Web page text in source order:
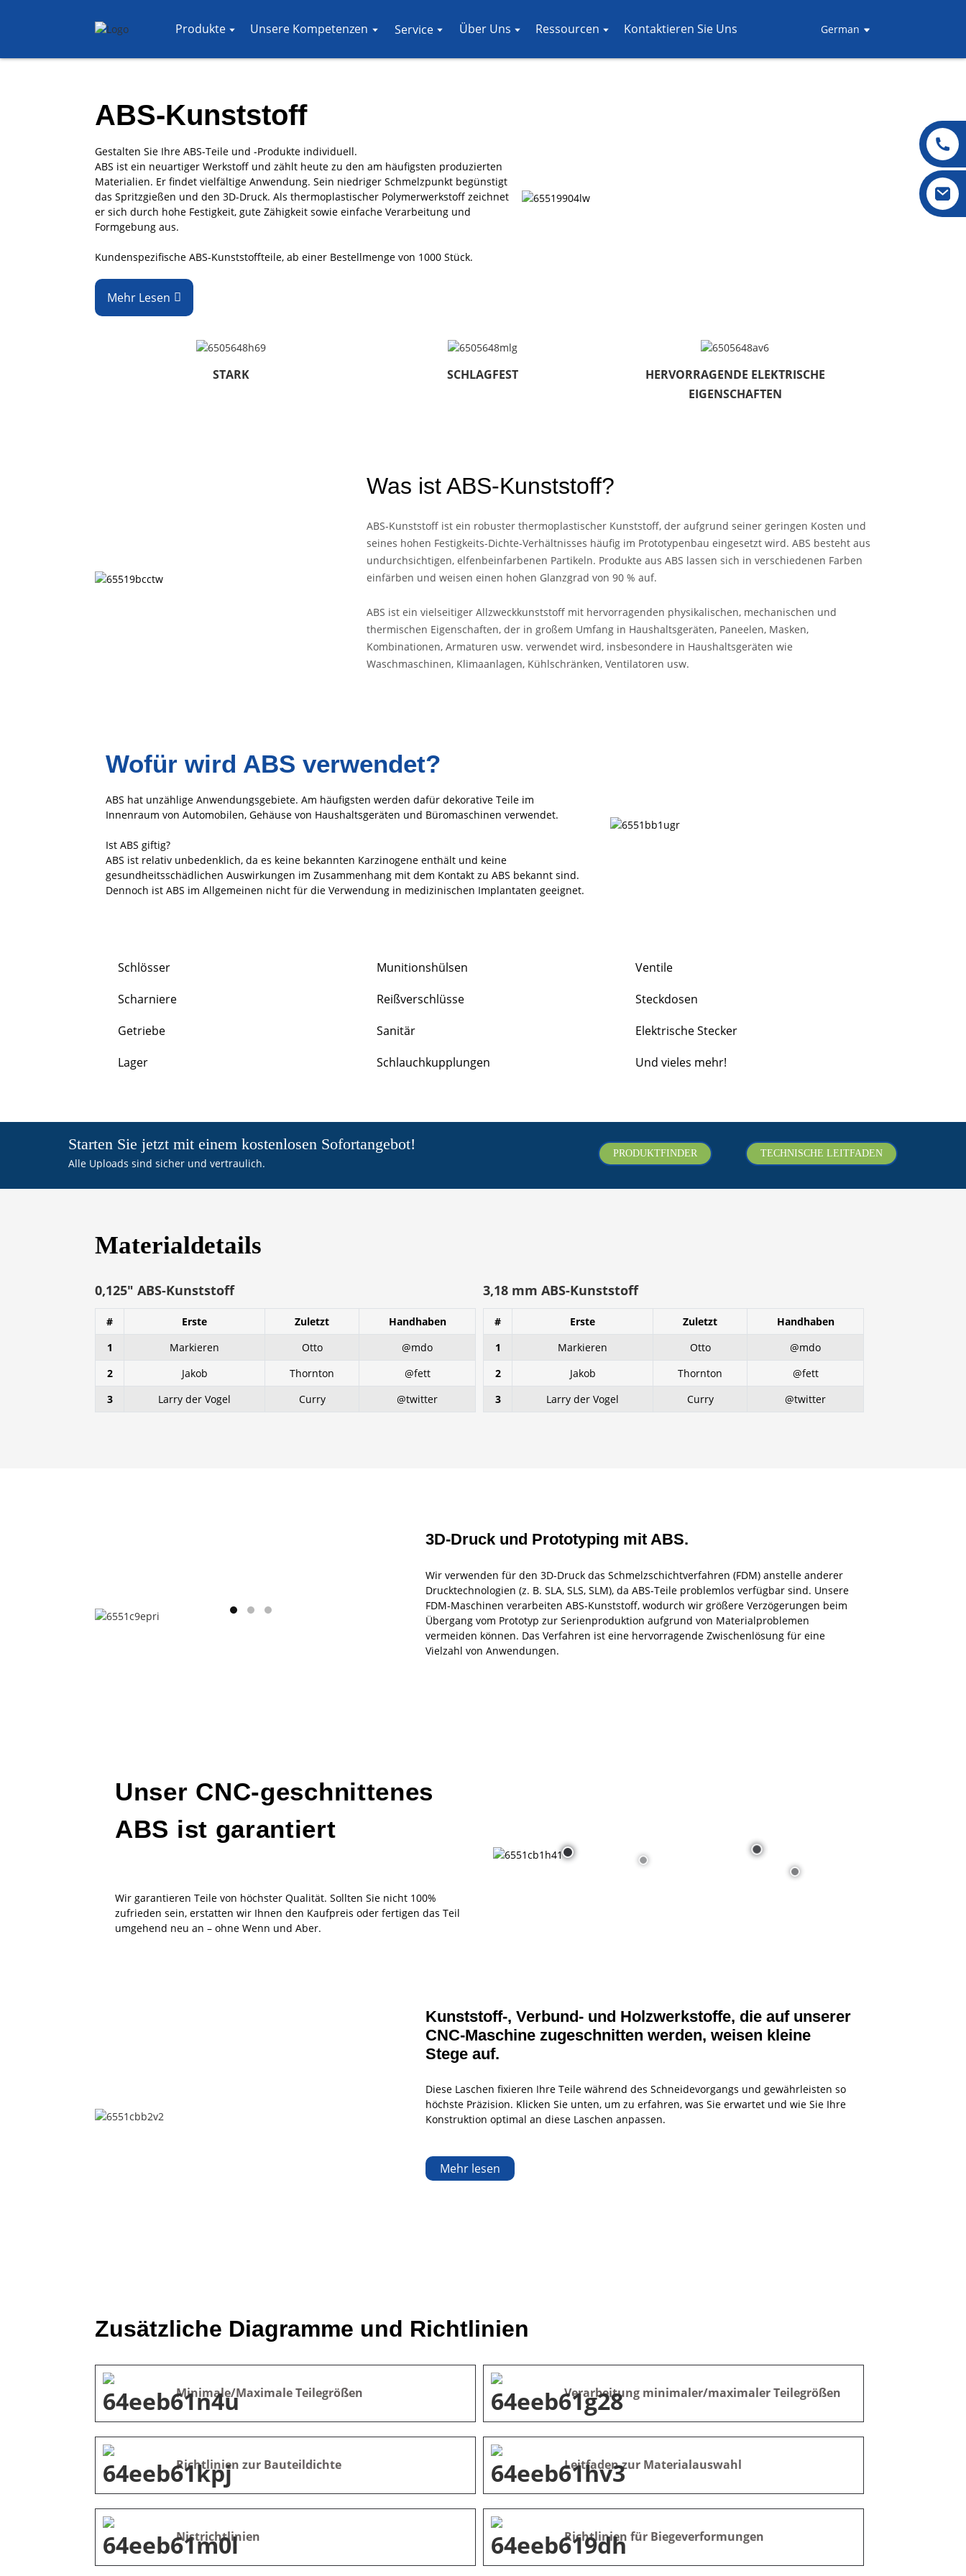
Produkte Unsere Kompetenzen Service Über Uns Ressourcen Kontaktieren Sie Uns German
ABS-Kunststoff
Gestalten Sie Ihre ABS-Teile und -Produkte individuell.
ABS ist ein neuartiger Werkstoff und zählt heute zu den am häufigsten produzierten
Materialien. Er findet vielfältige Anwendung. Sein niedriger Schmelzpunkt begünstigt
das Spritzgießen und den 3D-Druck. Als thermoplastischer Polymerwerkstoff zeichnet
er sich durch hohe Festigkeit, gute Zähigkeit sowie einfache Verarbeitung und
Formgebung aus.
Kundenspezifische ABS-Kunststoffteile, ab einer Bestellmenge von 1000 Stück.
Mehr Lesen
STARK SCHLAGFEST
HERVORRAGENDE ELEKTRISCHE
EIGENSCHAFTEN
Was ist ABS-Kunststoff?
ABS-Kunststoff ist ein robuster thermoplastischer Kunststoff, der aufgrund seiner geringen Kosten und
seines hohen Festigkeits-Dichte-Verhältnisses häufig im Prototypenbau eingesetzt wird. ABS besteht aus
undurchsichtigen, elfenbeinfarbenen Partikeln. Produkte aus ABS lassen sich in verschiedenen Farben
einfärben und weisen einen hohen Glanzgrad von 90 % auf.
ABS ist ein vielseitiger Allzweckkunststoff mit hervorragenden physikalischen, mechanischen und
thermischen Eigenschaften, der in großem Umfang in Haushaltsgeräten, Paneelen, Masken,
Kombinationen, Armaturen usw. verwendet wird, insbesondere in Haushaltsgeräten wie
Waschmaschinen, Klimaanlagen, Kühlschränken, Ventilatoren usw.
Wofür wird ABS verwendet?
ABS hat unzählige Anwendungsgebiete. Am häufigsten werden dafür dekorative Teile im
Innenraum von Automobilen, Gehäuse von Haushaltsgeräten und Büromaschinen verwendet.
Ist ABS giftig?
ABS ist relativ unbedenklich, da es keine bekannten Karzinogene enthält und keine
gesundheitsschädlichen Auswirkungen im Zusammenhang mit dem Kontakt zu ABS bekannt sind.
Dennoch ist ABS im Allgemeinen nicht für die Verwendung in medizinischen Implantaten geeignet.
Schlösser
Scharniere
Getriebe
Lager
Munitionshülsen
Reißverschlüsse
Sanitär
Schlauchkupplungen
Ventile
Steckdosen
Elektrische Stecker
Und vieles mehr!
Starten Sie jetzt mit einem kostenlosen Sofortangebot!
Alle Uploads sind sicher und vertraulich.
PRODUKTFINDER TECHNISCHE LEITFADEN
Materialdetails
0,125″ ABS-Kunststoff
# Erste Zuletzt
Handhaben
1
Markieren Otto
@mdo
2
Jakob Thornton
@fett
3
Larry der Vogel Curry @twitter
3,18 mm ABS-Kunststoff
# Erste Zuletzt
Handhaben
1
Markieren Otto
@mdo
2
Jakob Thornton
@fett
3
Larry der Vogel Curry @twitter
3D-Druck und Prototyping mit ABS.
Wir verwenden für den 3D-Druck das Schmelzschichtverfahren (FDM) anstelle anderer
Drucktechnologien (z. B. SLA, SLS, SLM), da ABS-Teile problemlos verfügbar sind. Unsere
FDM-Maschinen verarbeiten ABS-Kunststoff, wodurch wir größere Verzögerungen beim
Übergang vom Prototyp zur Serienproduktion aufgrund von Materialproblemen
vermeiden können. Das Verfahren ist eine hervorragende Zwischenlösung für eine
Vielzahl von Anwendungen.
Unser CNC-geschnittenes
ABS ist garantiert
Wir garantieren Teile von höchster Qualität. Sollten Sie nicht 100%
zufrieden sein, erstatten wir Ihnen den Kaufpreis oder fertigen das Teil
umgehend neu an – ohne Wenn und Aber.
Kunststoff-, Verbund- und Holzwerkstoffe, die auf unserer
CNC-Maschine zugeschnitten werden, weisen kleine
Stege auf.
Diese Laschen fixieren Ihre Teile während des Schneidevorgangs und gewährleisten so
höchste Präzision. Klicken Sie unten, um zu erfahren, was Sie erwartet und wie Sie Ihre
Konstruktion optimal an diese Laschen anpassen.
Mehr lesen
Zusätzliche Diagramme und Richtlinien
Minimale/Maximale Teilegrößen Verarbeitung minimaler/maximaler Teilegrößen
Richtlinien zur Bauteildichte Leitfaden zur Materialauswahl
Nistrichtlinien Richtlinien für Biegeverformungen